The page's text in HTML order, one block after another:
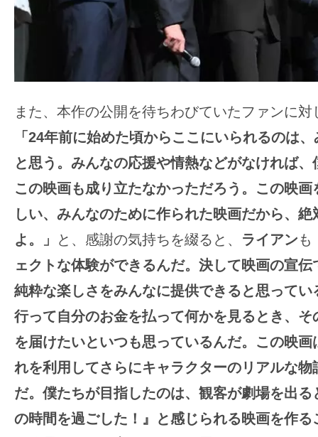
また、本作の公開を待ちわびていたファンに対
「24年前に始めた頃からここにいられるのは
と思う。みんなの応援や情熱などがなければ
この映画も成り立たなかっただろう。この映
しい、みんなのために作られた映画だから、
よ。」
と、感謝の気持ちを綴ると、 ライアンも
ェクトな体験ができるんだ。決して映画の宣
純粋な楽しさをみんなに提供できると思ってい
行って自分のお金を払って何かを見るとき、そ
を届けたいといつも思っているんだ。この映
れを利用してさらにキャラクターのリアルな物
だ。僕たちが目指したのは、観客が劇場を出
の時間を過ごした！』と感じられる映画を作る